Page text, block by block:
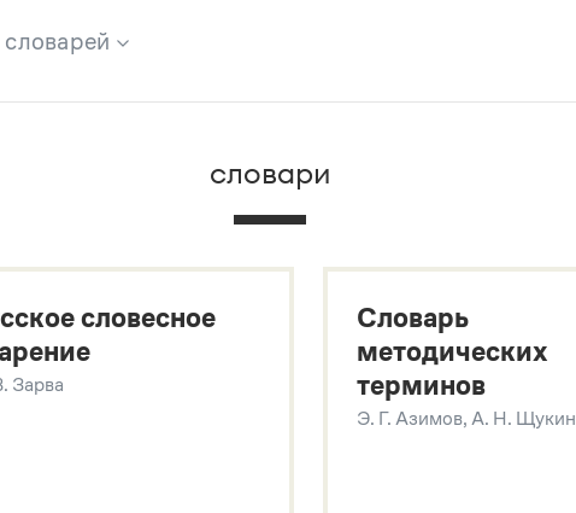
словарей
вся информация из следующих словарей:
словари
словесное
Зарва
Словарь
методических
терминов
Э. Г. Азимов, А. Н. Щукин